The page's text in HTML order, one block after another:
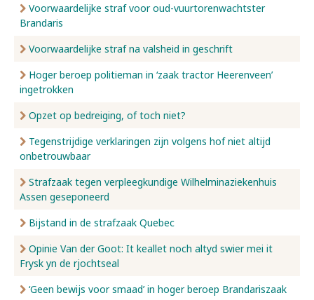
Voorwaardelijke straf voor oud-vuurtorenwachtster
Brandaris
Voorwaardelijke straf na valsheid in geschrift
Hoger beroep politieman in ‘zaak tractor Heerenveen’
ingetrokken
Opzet op bedreiging, of toch niet?
Tegenstrijdige verklaringen zijn volgens hof niet altijd
onbetrouwbaar
Strafzaak tegen verpleegkundige Wilhelminaziekenhuis
Assen geseponeerd
Bijstand in de strafzaak Quebec
Opinie Van der Goot: It keallet noch altyd swier mei it
Frysk yn de rjochtseal
‘Geen bewijs voor smaad’ in hoger beroep Brandariszaak